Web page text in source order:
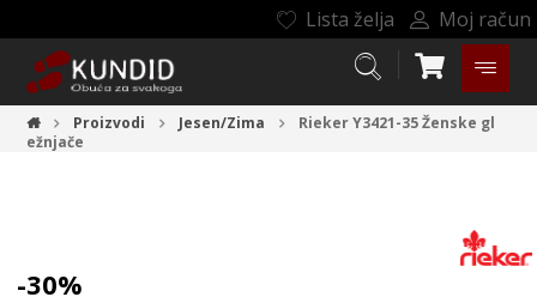
Lista želja Moj račun
Proizvodi Jesen/Zima Rieker Y3421-35Ženske gl
ežnjače
-30%